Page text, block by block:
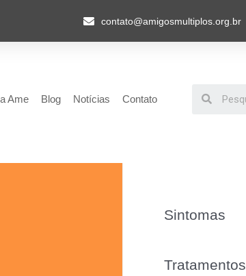
contato@amigosmultiplos.org.br
Ame Blog Notícias Contato
Sintomas
Tratamentos